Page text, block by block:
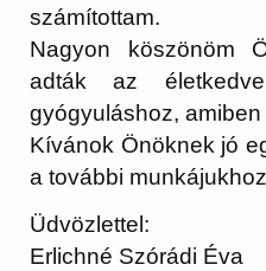
számítottam.
Nagyon köszönöm
adták az
gyógyuláshoz,
Kívánok Önöknek jó
a további
Üdvözlettel:
Erlichné Szórádi Éva